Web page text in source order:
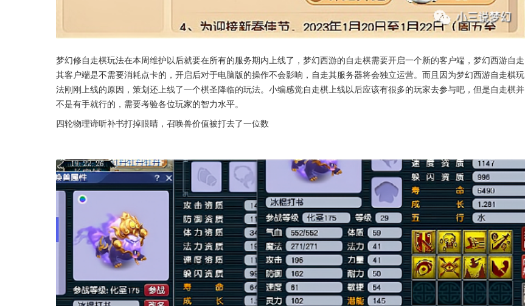
梦幻修自走棋玩法在本周维护以后就要在所有的服务期内上线了，梦幻西游的自走棋需要开启一个新的客户端，梦幻西游自走
其客户端是不需要消耗点卡的，开启后对于电脑版的操作不会影响，自走其服务器将会独立运营。而且因为梦幻西游自走棋玩
法刚刚上线的原因，策划还上线了一个棋圣降临的玩法。小编感觉自走棋上线以后应该有很多的玩家去参与吧，但是自走棋并
不是有手就行的，需要考验各位玩家的智力水平。
四轮物理谛听补书打掉眼睛，召唤兽价值被打去了一位数